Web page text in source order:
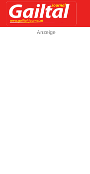
Anzeige